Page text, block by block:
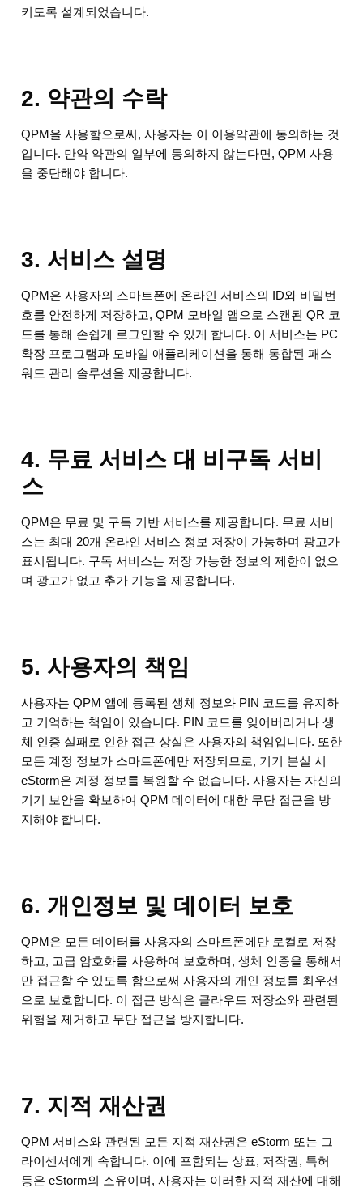
키도록 설계되었습니다.
2. 약관의 수락
QPM을 사용함으로써, 사용자는 이 이용약관에 동의하는 것
입니다. 만약 약관의 일부에 동의하지 않는다면, QPM 사용
을 중단해야 합니다.
3. 서비스 설명
QPM은 사용자의 스마트폰에 온라인 서비스의 ID와 비밀번
호를 안전하게 저장하고, QPM 모바일 앱으로 스캔된 QR 코
드를 통해 손쉽게 로그인할 수 있게 합니다. 이 서비스는 PC
확장 프로그램과 모바일 애플리케이션을 통해 통합된 패스
워드 관리 솔루션을 제공합니다.
4. 무료 서비스 대 비구독 서비
스
QPM은 무료 및 구독 기반 서비스를 제공합니다. 무료 서비
스는 최대 20개 온라인 서비스 정보 저장이 가능하며 광고가
표시됩니다. 구독 서비스는 저장 가능한 정보의 제한이 없으
며 광고가 없고 추가 기능을 제공합니다.
5. 사용자의 책임
사용자는 QPM 앱에 등록된 생체 정보와 PIN 코드를 유지하
고 기억하는 책임이 있습니다. PIN 코드를 잊어버리거나 생
체 인증 실패로 인한 접근 상실은 사용자의 책임입니다. 또한
모든 계정 정보가 스마트폰에만 저장되므로, 기기 분실 시
eStorm은 계정 정보를 복원할 수 없습니다. 사용자는 자신의
기기 보안을 확보하여 QPM 데이터에 대한 무단 접근을 방
지해야 합니다.
6. 개인정보 및 데이터 보호
QPM은 모든 데이터를 사용자의 스마트폰에만 로컬로 저장
하고, 고급 암호화를 사용하여 보호하며, 생체 인증을 통해서
만 접근할 수 있도록 함으로써 사용자의 개인 정보를 최우선
으로 보호합니다. 이 접근 방식은 클라우드 저장소와 관련된
위험을 제거하고 무단 접근을 방지합니다.
7. 지적 재산권
QPM 서비스와 관련된 모든 지적 재산권은 eStorm 또는 그
라이센서에게 속합니다. 이에 포함되는 상표, 저작권, 특허
등은 eStorm의 소유이며, 사용자는 이러한 지적 재산에 대해